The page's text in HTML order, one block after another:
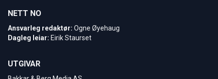
NETT NO
Ansvarleg redaktør: Ogne Øyehaug
Dagleg leiar: Eirik Staurset
UTGIVAR